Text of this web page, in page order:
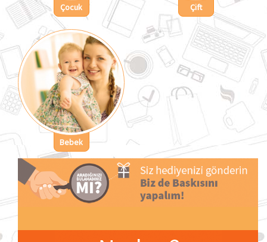
Çocuk Çift
Bebek